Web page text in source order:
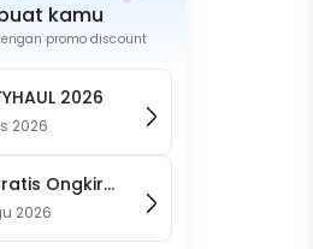
kamu
promo discount
2026
2026
Ongkir
Website)
2026